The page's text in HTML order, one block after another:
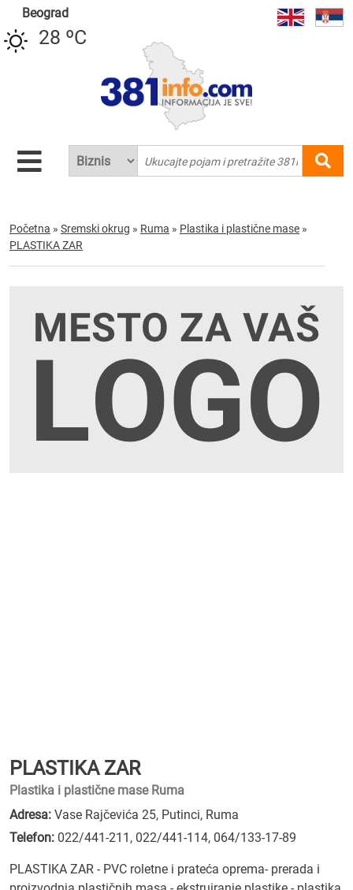
Beograd
28 ºC
Početna » Sremski okrug » Ruma » Plastika i plastične mase »
PLASTIKA ZAR
PLASTIKA ZAR
Plastika i plastične mase Ruma
Adresa: Vase Rajčevića 25, Putinci, Ruma
Telefon: 022/441-211 , 022/441-114, 064/133-17-89
PLASTIKA ZAR - PVC roletne i prateća oprema- prerada i